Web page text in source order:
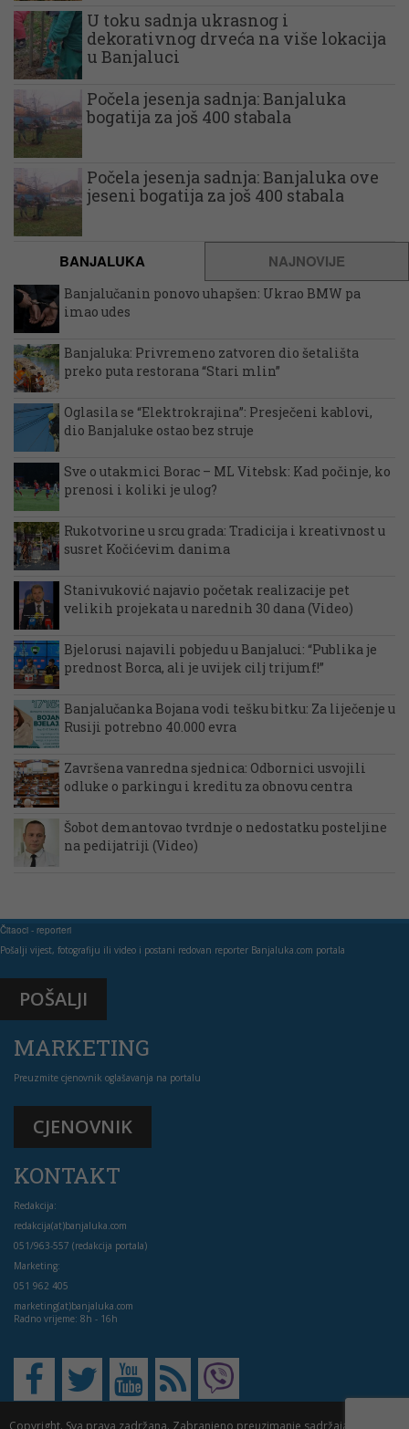
U toku sadnja ukrasnog i
dekorativnog drveća na više lokacija
u Banjaluci
Počela jesenja sadnja: Banjaluka
bogatija za još 400 stabala
Počela jesenja sadnja: Banjaluka ove
jeseni bogatija za još 400 stabala
BANJALUKA NAJNOVIJE
Banjalučanin ponovo uhapšen: Ukrao BMW pa
imao udes
Banjaluka: Privremeno zatvoren dio šetališta
preko puta restorana “Stari mlin”
Oglasila se “Elektrokrajina”: Presječeni kablovi,
dio Banjaluke ostao bez struje
Sve o utakmici Borac – ML Vitebsk: Kad počinje, ko
prenosi i koliki je ulog?
Rukotvorine u srcu grada: Tradicija i kreativnost u
susret Kočićevim danima
Stanivuković najavio početak realizacije pet
velikih projekata u narednih 30 dana (Video)
Bjelorusi najavili pobjedu u Banjaluci: “Publika je
prednost Borca, ali je uvijek cilj trijumf!”
Banjalučanka Bojana vodi tešku bitku: Za liječenje u
Rusiji potrebno 40.000 evra
Završena vanredna sjednica: Odbornici usvojili
odluke o parkingu i kreditu za obnovu centra
Šobot demantovao tvrdnje o nedostatku posteljine
na pedijatriji (Video)
Čitaoci - reporteri
Pošalji vijest, fotografiju ili video i postani redovan reporter Banjaluka.com portala
POŠALJI
MARKETING
Preuzmite cjenovnik oglašavanja na portalu
CJENOVNIK
KONTAKT
Redakcija:
redakcija(at)banjaluka.com
051/963-557 (redakcija portala)
Marketing:
051 962 405
marketing(at)banjaluka.com
Radno vrijeme: 8h - 16h
Copyright. Sva prava zadržana. Zabranjeno preuzimanje sadržaja bez